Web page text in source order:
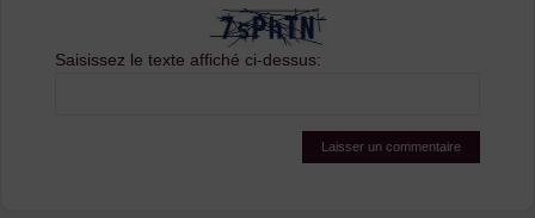
Saisissez le texte affiché ci-dessus: